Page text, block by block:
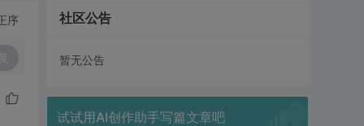
序 社区公告
暂无公告
试试用AI创作助手写篇文章吧